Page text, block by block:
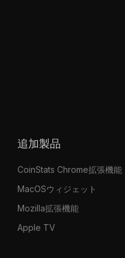
追加製品
CoinStats Chrome拡張機能
MacOSウィジェット
Mozilla拡張機能
Apple TV